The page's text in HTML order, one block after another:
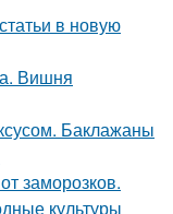
в новую
Вишня
Баклажаны
заморозков.
культуры